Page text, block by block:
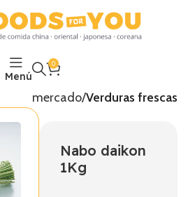
Menú
0
El mercado Verduras frescas
Nabo daikon
1Kg